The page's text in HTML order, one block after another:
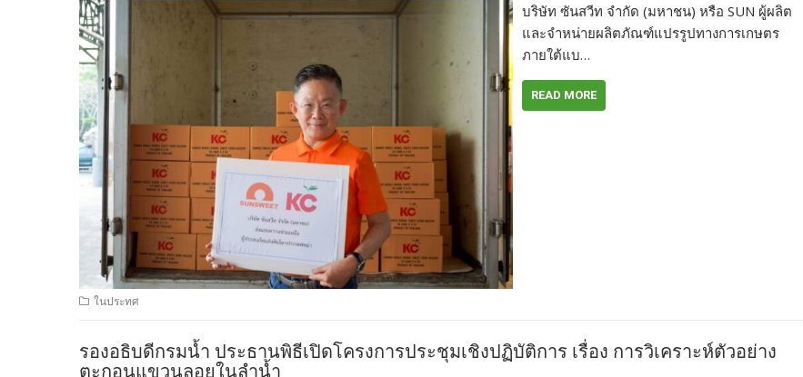
บริษัท ซันสวีท จำกัด (มหาชน) หรือ SUN ผู้ผลิต
และจำหน่ายผลิตภัณฑ์แปรรูปทางการเกษตร
ภายใต้แบ…
READ MORE
ในประทศ
รองอธิบดีกรมน้ำ ประธานพิธีเปิดโครงการประชุมเชิงปฏิบัติการ เรื่อง การวิเคราะห์ตัวอย่าง
ตะกอนแขวนลอยในลำน้ำ